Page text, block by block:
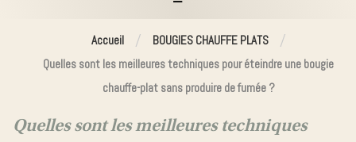
parfumées
mèche
PARFUMS
PLATS
Cires
Accueil / BOUGIES CHAUFFE PLATS /
Quelles sont les meilleures techniques pour éteindre une bougie
chauffe-plat sans produire de fumée ?
Quelles sont les meilleures techniques